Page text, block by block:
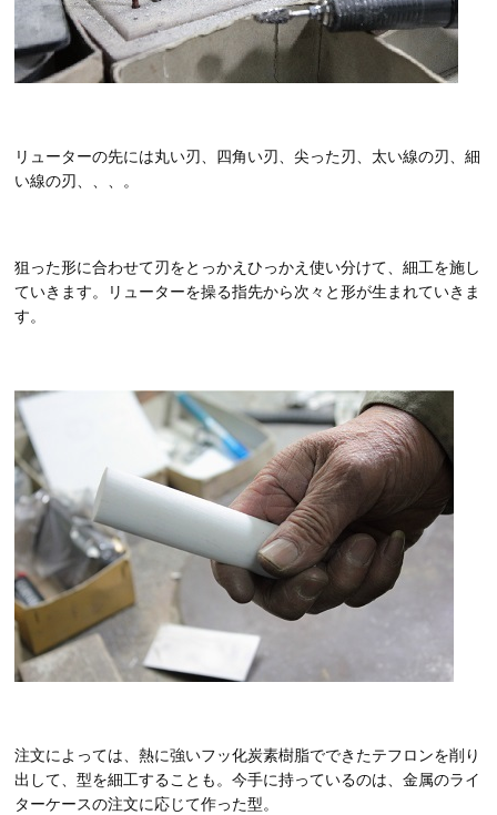
リューターの先には丸い刃、四角い刃、尖った刃、太い線の刃、細
い線の刃、、、。
狙った形に合わせて刃をとっかえひっかえ使い分けて、細工を施し
ていきます。リューターを操る指先から次々と形が生まれていきま
す。
注文によっては、熱に強いフッ化炭素樹脂でできたテフロンを削り
出して、型を細工することも。今手に持っているのは、金属のライ
ターケースの注文に応じて作った型。